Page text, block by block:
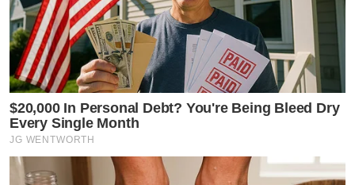
$20,000 In Personal Debt? You're Being Bleed Dry
Every Single Month
JG WENTWORTH